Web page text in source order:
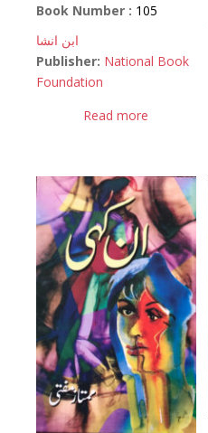
Book Number : 105
ابن انشا
Publisher: National Book
Foundation
Read more